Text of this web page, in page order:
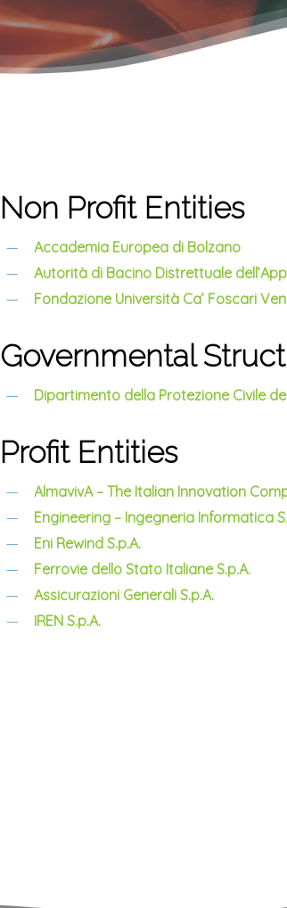
Non Profit Entities
Accademia Europea di Bolzano
Autorità di Bacino Distrettuale
Fondazione Università Ca’ Foscari
Governmental
Dipartimento della Protezione Civile
Profit Entities
AlmavivA – The Italian Innovation
Engineering – Ingegneria Informatica
Eni Rewind S.p.A.
Ferrovie dello Stato Italiane S.p.A.
Assicurazioni Generali S.p.A.
IREN S.p.A.